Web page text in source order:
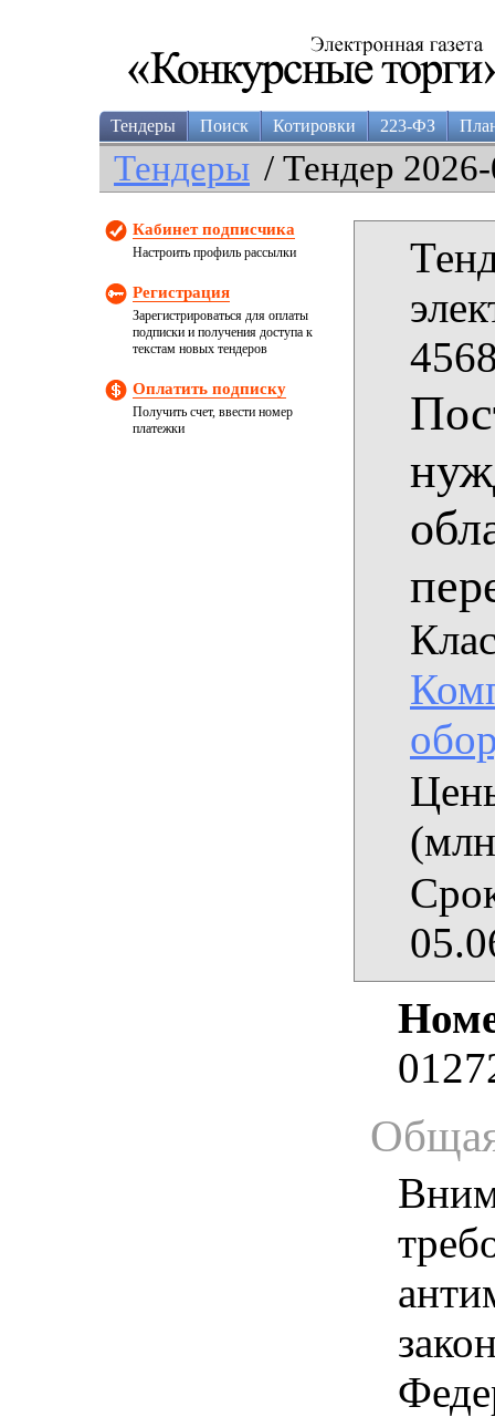
Тендеры Поиск Котировки 223-ФЗ
Тендеры / Тендер
Кабинет подписчика
Настроить профиль рассылки
Регистрация
Зарегистрироваться для оплаты
подписки и получения доступа к
текстам новых тендеров
Оплатить подписку
Получить счет, ввести номер
платежки